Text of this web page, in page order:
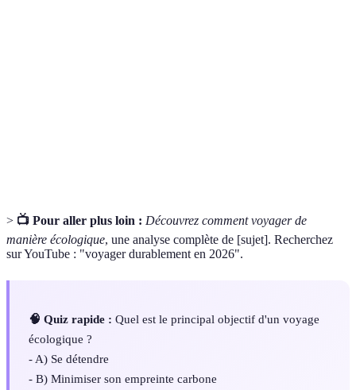
> 📺 Pour aller plus loin : Découvrez comment voyager de
manière écologique, une analyse complète de [sujet]. Recherchez
sur YouTube : "voyager durablement en 2026".
🧠 Quiz rapide : Quel est le principal objectif d'un voyage
écologique ?
- A) Se détendre
- B) Minimiser son empreinte carbone